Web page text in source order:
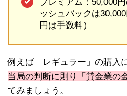
ッシュバックは
円は手数料）
例えば「レギュラー」の購入
当局の判断に則り「貸金業の
てみましょう。